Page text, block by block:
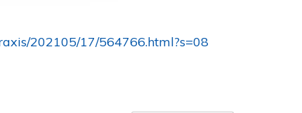
202105/17/564766.html?s=08